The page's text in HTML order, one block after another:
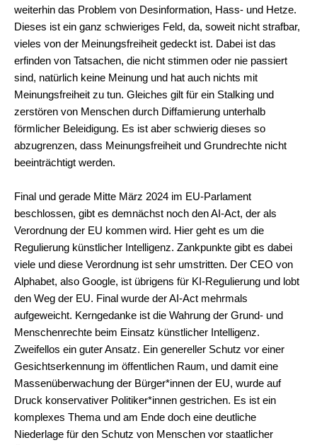
weiterhin das Problem von Desinformation, Hass- und Hetze.
Dieses ist ein ganz schwieriges Feld, da, soweit nicht strafbar,
vieles von der Meinungsfreiheit gedeckt ist. Dabei ist das
erfinden von Tatsachen, die nicht stimmen oder nie passiert
sind, natürlich keine Meinung und hat auch nichts mit
Meinungsfreiheit zu tun. Gleiches gilt für ein Stalking und
zerstören von Menschen durch Diffamierung unterhalb
förmlicher Beleidigung. Es ist aber schwierig dieses so
abzugrenzen, dass Meinungsfreiheit und Grundrechte nicht
beeinträchtigt werden.
Final und gerade Mitte März 2024 im EU-Parlament
beschlossen, gibt es demnächst noch den AI-Act, der als
Verordnung der EU kommen wird. Hier geht es um die
Regulierung künstlicher Intelligenz. Zankpunkte gibt es dabei
viele und diese Verordnung ist sehr umstritten. Der CEO von
Alphabet, also Google, ist übrigens für KI-Regulierung und lobt
den Weg der EU. Final wurde der AI-Act mehrmals
aufgeweicht. Kerngedanke ist die Wahrung der Grund- und
Menschenrechte beim Einsatz künstlicher Intelligenz.
Zweifellos ein guter Ansatz. Ein genereller Schutz vor einer
Gesichtserkennung im öffentlichen Raum, und damit eine
Massenüberwachung der Bürger*innen der EU, wurde auf
Druck konservativer Politiker*innen gestrichen. Es ist ein
komplexes Thema und am Ende doch eine deutliche
Niederlage für den Schutz von Menschen vor staatlicher